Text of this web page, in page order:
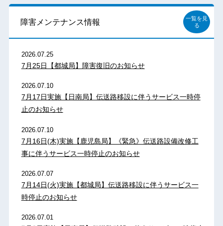
障害メンテナンス情報
一覧を見
る
2026.07.25
7月25日【都城局】障害復旧のお知らせ
2026.07.10
7月17日実施【日南局】伝送路移設に伴うサービス一時停
止のお知らせ
2026.07.10
7月16日(木)実施【鹿児島局】《緊急》伝送路設備改修工
事に伴うサービス一時停止のお知らせ
2026.07.07
7月14日(火)実施【都城局】伝送路移設に伴うサービス一
時停止のお知らせ
2026.07.01